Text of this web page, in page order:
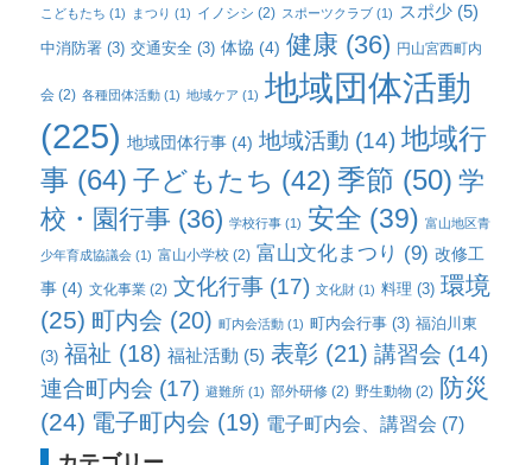
こどもたち (1) まつり (1) イノシシ (2) スポーツクラブ(1) スポ少(5)
中消防署(3) 交通安全(3) 体協 (4) 健康 (36) 円山宮西町内
会(2) 各種団体活動(1) 地域ケア (1) 地域団体活動
(225) 地域団体行事(4) 地域活動 (14) 地域行
事 (64) 子どもたち (42) 季節 (50) 学
校・園行事 (36) 学校行事(1) 安全 (39) 富山地区青
少年育成協議会(1) 富山小学校(2) 富山文化まつり (9) 改修工
事(4) 文化事業(2) 文化行事(17) 文化財(1) 料理 (3) 環境
(25) 町内会 (20) 町内会活動(1) 町内会行事(3) 福泊川東
(3) 福祉 (18) 福祉活動 (5) 表彰(21) 講習会 (14)
連合町内会 (17) 避難所(1) 部外研修(2) 野生動物 (2) 防災
(24) 電子町内会 (19) 電子町内会、講習会 (7)